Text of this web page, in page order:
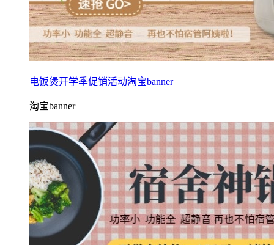
电饭煲开学季促销活动淘宝banner
淘宝banner